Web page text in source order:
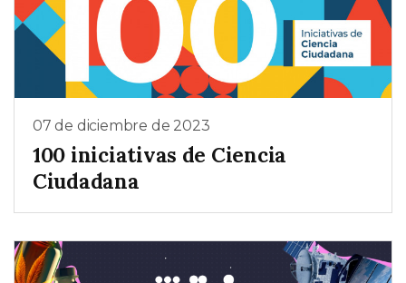
07 de diciembre de 2023
100 iniciativas de Ciencia
Ciudadana